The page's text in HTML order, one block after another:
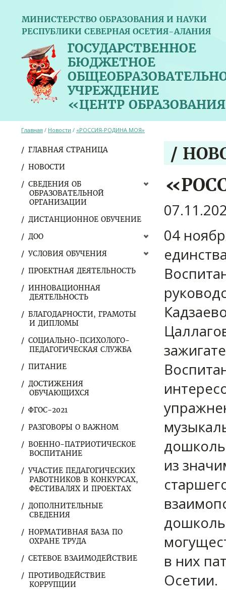
МИНИСТЕРСТВО ОБРАЗОВАНИЯ И НАУКИ
РЕСПУБЛИКИ СЕВЕРНАЯ ОСЕТИЯ-АЛАНИЯ
ГОСУДАРСТВЕННОЕ
БЮДЖЕТНОЕ
УЧРЕЖДЕНИЕ
«ЦЕНТР
ГЛАВНАЯ СТРАНИЦА
НОВОСТИ
СВЕДЕНИЯ ОБ
ОБРАЗОВАТЕЛЬНОЙ
ОРГАНИЗАЦИИ
ДИСТАНЦИОННОЕ ОБУЧЕНИЕ
ДОО
УСЛОВИЯ ОБУЧЕНИЯ
ПРОЕКТНАЯ ДЕЯТЕЛЬНОСТЬ
ИННОВАЦИОННАЯ
ДЕЯТЕЛЬНОСТЬ
БЛАГОДАРНОСТИ, ГРАМОТЫ
И ДИПЛОМЫ
СОЦИАЛЬНО-ПСИХОЛОГО-
ПЕДАГОГИЧЕСКАЯ СЛУЖБА
ПИТАНИЕ
ДОСТИЖЕНИЯ
ОБУЧАЮЩИХСЯ
ФГОС-2021
РАЗГОВОРЫ О ВАЖНОМ
ВОЕННО-ПАТРИОТИЧЕСКОЕ
ВОСПИТАНИЕ
УЧАСТИЕ ПЕДАГОГИЧЕСКИХ
РАБОТНИКОВ В КОНКУРСАХ,
ФЕСТИВАЛЯХ И ПРОЕКТАХ
ДОПОЛНИТЕЛЬНЫЕ
СВЕДЕНИЯ
НОРМАТИВНАЯ БАЗА ПО
ОХРАНЕ ТРУДА
СЕТЕВОЕ ВЗАИМОДЕЙСТВИЕ
ПРОТИВОДЕЙСТВИЕ
КОРРУПЦИИ
Главная / Новости / «РОССИЯ-РОДИНА МОЯ»
/
04
из
в них
Осетии.